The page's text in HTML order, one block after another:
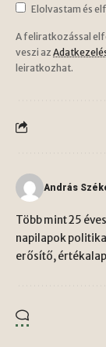
Elolvastam és
A feliratkozással
veszi az
leiratkozhat.
András
Több mint 25
napilapok
erősítő,